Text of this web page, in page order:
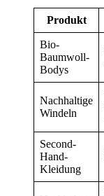
Produkt
Bio-
Baumwoll-
Bodys
Nachhaltige
Windeln
Second-
Hand-
Kleidung